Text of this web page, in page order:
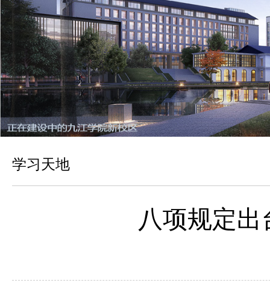
学习天地
八项规定